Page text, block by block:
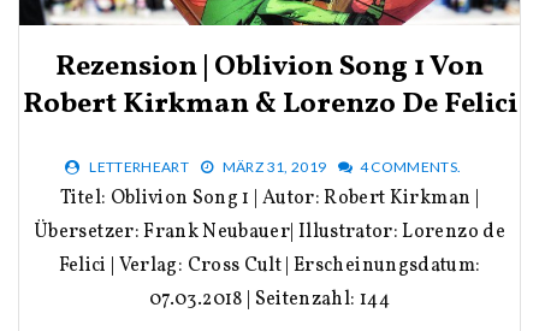
Rezension | Oblivion Song 1 Von
Robert Kirkman & Lorenzo De Felici
LETTERHEART MÄRZ 31, 2019 4 COMMENTS.
Titel: Oblivion Song 1 | Autor: Robert Kirkman |
Übersetzer: Frank Neubauer| Illustrator: Lorenzo de
Felici | Verlag: Cross Cult | Erscheinungsdatum:
07.03.2018 | Seitenzahl: 144